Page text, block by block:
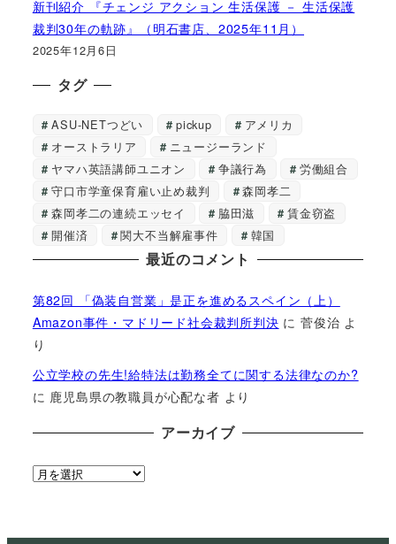
新刊紹介 『チェンジ アクション 生活保護 － 生活保護
裁判30年の軌跡』（明石書店、2025年11月）
2025年12月6日
タグ
ASU-NETつどい pickup
アメリカ
オーストラリア
ニュージーランド
ヤマハ英語講師ユニオン
争議行為
労働組合
守口市学童保育雇い止め裁判
森岡孝二
森岡孝二の連続エッセイ
脇田滋
賃金窃盗
開催済
関大不当解雇事件 韓国
最近のコメント
第82回 「偽装自営業」是正を進めるスペイン（上）
Amazon事件・マドリード社会裁判所判決 に菅俊治 よ
り
公立学校の先生!給特法は勤務全てに関する法律なのか?
に 鹿児島県の教職員が心配な者 より
アーカイブ
ア
イ